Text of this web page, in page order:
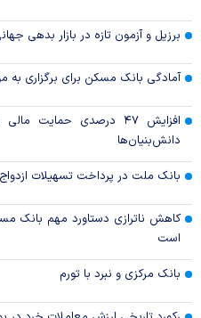
برزیل و آزمون تازه در بازار بدهی
آمادگی بانک مسکن برای برگزاری به
افزایش ۴۷ درصدی حمایت
دانش‌بنیان‌ها
بانک ملت در پرداخت تسهیلات
کاهش ناترازی دستاورد مهم بانک
است
بانک مرکزی و نبرد با تورم